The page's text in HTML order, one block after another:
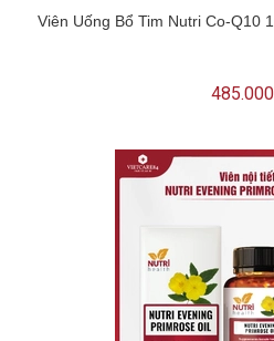
Viên Uống Bổ Tim Nutri Co-Q10